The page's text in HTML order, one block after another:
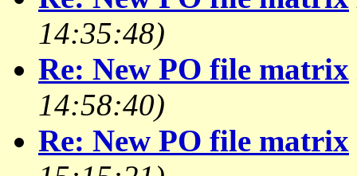
14:35:48)
Re: New PO file matrix
14:58:40)
Re: New PO file matrix